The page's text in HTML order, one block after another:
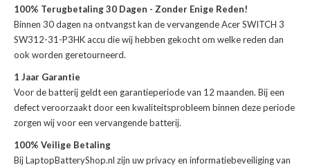
100% Terugbetaling 30 Dagen - Zonder Enige Reden!
Binnen 30 dagen na ontvangst kan devervangende Acer SWITCH 3
SW312-31-P3HK accu die wij hebben gekocht om welke reden dan
ook worden geretourneerd.
1 Jaar Garantie
Voor debatterij geldt een garantieperiode van 12 maanden. Bij een
defect veroorzaakt door een kwaliteitsprobleem binnen deze periode
zorgen wij voor een vervangende batterij.
100% Veilige Betaling
Bij LaptopBatteryShop.nl zijn uw privacy en informatiebeveiliging van